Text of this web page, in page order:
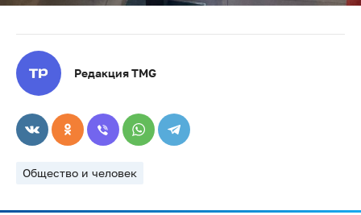
Редакция TMG
Общество и человек